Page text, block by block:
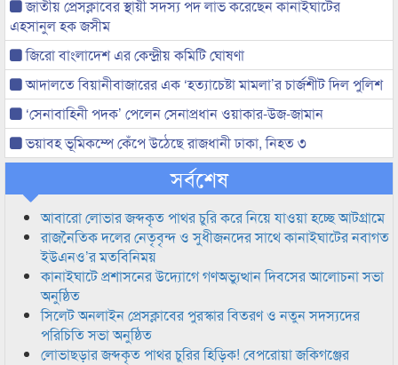
জাতীয় প্রেসক্লাবের স্থায়ী সদস্য পদ লাভ করেছেন কানাইঘাটের
এহসানুল হক জসীম
জিরো বাংলাদেশ এর কেন্দ্রীয় কমিটি ঘোষণা
আদালতে বিয়ানীবাজারের এক ‘হত্যাচেষ্টা মামলা’র চার্জশীট দিল পুলিশ
‘সেনাবাহিনী পদক’ পেলেন সেনাপ্রধান ওয়াকার-উজ-জামান
ভয়াবহ ভূমিকম্পে কেঁপে উঠেছে রাজধানী ঢাকা, নিহত ৩
সর্বশেষ
আবারো লোভার জব্দকৃত পাথর চুরি করে নিয়ে যাওয়া হচ্ছে আটগ্রামে
রাজনৈতিক দলের নেতৃবৃন্দ ও সুধীজনদের সাথে কানাইঘাটের নবাগত
ইউএনও’র মতবিনিময়
কানাইঘাটে প্রশাসনের উদ্যোগে গণঅভ্যুত্থান দিবসের আলোচনা সভা
অনুষ্ঠিত
সিলেট অনলাইন প্রেসক্লাবের পুরস্কার বিতরণ ও নতুন সদস্যদের
পরিচিতি সভা অনুষ্ঠিত
লোভাছড়ার জব্দকৃত পাথর চুরির হিড়িক! বেপরোয়া জকিগঞ্জের